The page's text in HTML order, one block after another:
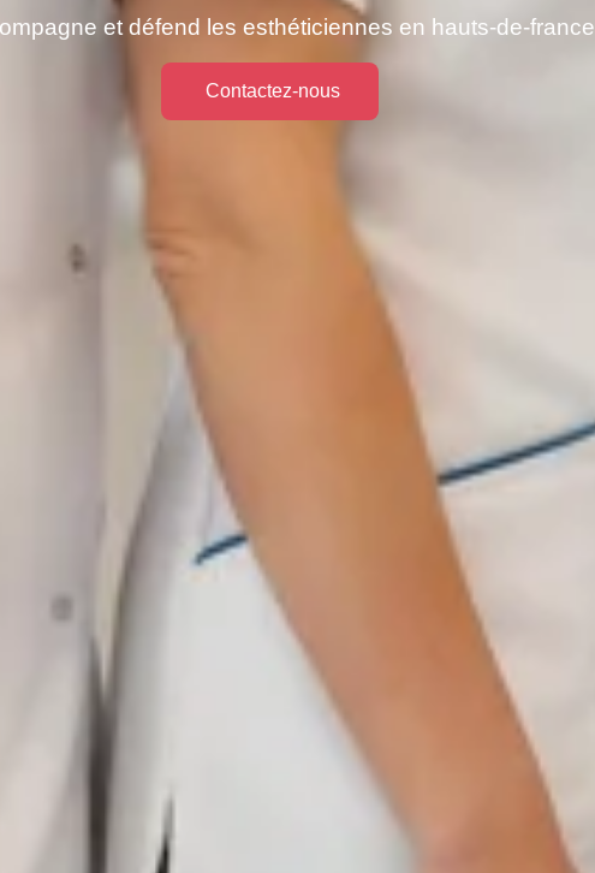
et défend les esthéticiennes en hauts-de-france
Contactez-nous